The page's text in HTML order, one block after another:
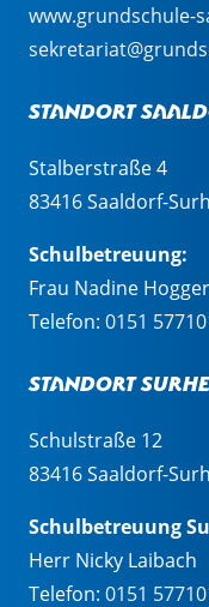
www.grundschule-
Standort
Stalberstraße 4
83416 Saaldorf-
Schulbetreuung:
Frau Nadine Hogger
Telefon: 0151
Standort
Schulstraße 12
83416 Saaldorf-
Schulbetreuung
Herr Nicky Laibach
Telefon: 0151